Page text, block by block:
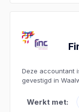
Deze accountant
gevestigd in
Werkt met: